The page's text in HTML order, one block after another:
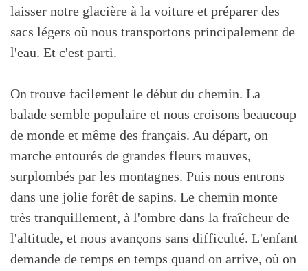
laisser notre glacière à la voiture et préparer des
sacs légers où nous transportons principalement de
l'eau. Et c'est parti.
On trouve facilement le début du chemin. La
balade semble populaire et nous croisons beaucoup
de monde et même des français. Au départ, on
marche entourés de grandes fleurs mauves,
surplombés par les montagnes. Puis nous entrons
dans une jolie forêt de sapins. Le chemin monte
très tranquillement, à l'ombre dans la fraîcheur de
l'altitude, et nous avançons sans difficulté. L'enfant
demande de temps en temps quand on arrive, où on